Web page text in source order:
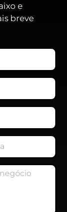
e
breve